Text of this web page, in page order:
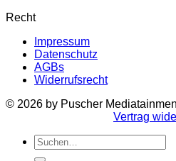
Recht
Impressum
Datenschutz
AGBs
Widerrufsrecht
© 2026 by Puscher
Vertrag
Suchen
nach: